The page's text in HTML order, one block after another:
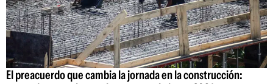
El preacuerdo que cambia la jornada en la construcción: